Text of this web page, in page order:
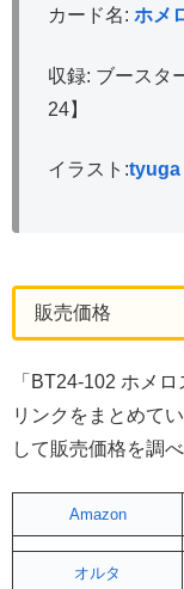
カード名: ホメ
収録: ブースタ
24】
イラスト:tyuga
販売価格
「BT24-102 ホメ
リンクをまとめて
して販売価格を調べ
Amazon
オルタ